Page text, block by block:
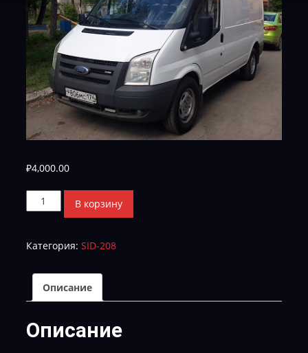
₽4,000.00
Количество
товара
Transit
EK31-
14C204-
STAGE-
В корзину
Категория: SID-208
Описание
Описание